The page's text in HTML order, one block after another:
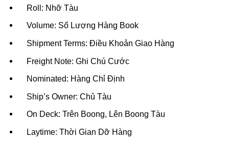
Roll: Nhỡ Tàu
Volume: Số Lượng Hàng Book
Shipment Terms: Điều Khoản Giao Hàng
Freight Note: Ghi Chú Cước
Nominated: Hàng Chỉ Định
Ship’s Owner: Chủ Tàu
On Deck: Trên Boong, Lên Boong Tàu
Laytime: Thời Gian Dỡ Hàng